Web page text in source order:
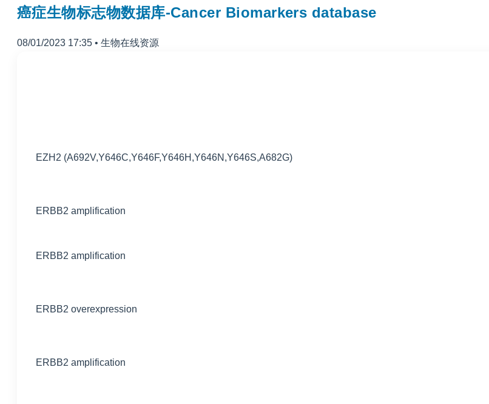
癌症生物标志物数据库-Cancer Biomarkers database
08/01/2023 17:35 • 生物在线资源
EZH2 (A692V,Y646C,Y646F,Y646H,Y646N,Y646S,A682G)
ERBB2 amplification
ERBB2 amplification
ERBB2 overexpression
ERBB2 amplification